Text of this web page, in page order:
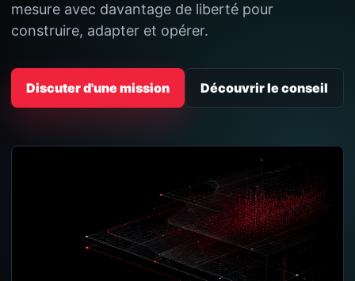
mesure avec davantage de liberté pour
construire, adapter et opérer.
Discuter d'une mission Découvrir le conseil